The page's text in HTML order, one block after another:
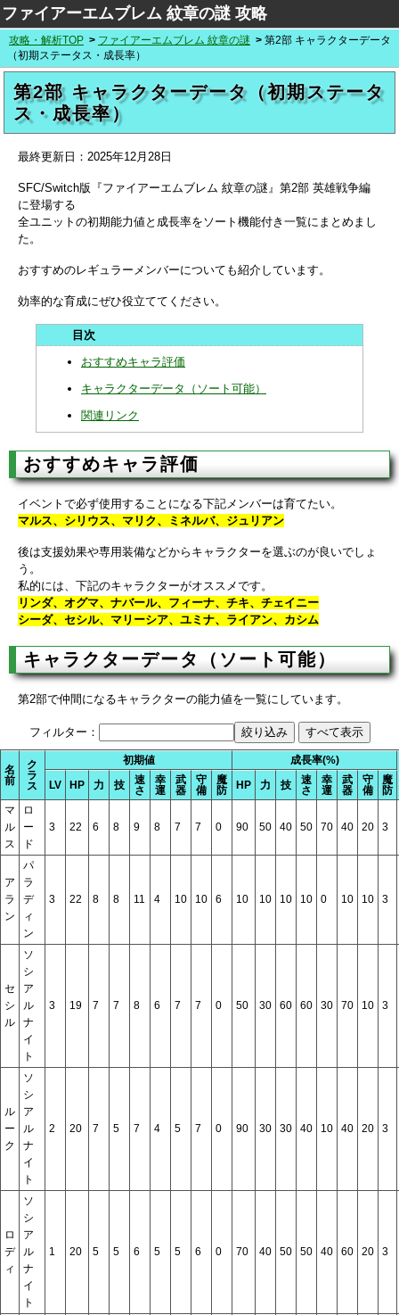
ファイアーエムブレム 紋章の謎 攻略
攻略・解析TOP ファイアーエムブレム 紋章の謎
第2部 キャラクターデータ
（初期ステータス・成長率）
第2部 キャラクターデータ（初期ステータ
ス・成長率）
最終更新日： 2025年12月28日
SFC/Switch版『ファイアーエムブレム 紋章の謎』第2部 英雄戦争編
に登場する
全ユニットの初期能力値と成長率をソート機能付き一覧にまとめまし
た。
おすすめのレギュラーメンバーについても紹介しています。
効率的な育成にぜひ役立ててください。
おすすめキャラ評価
キャラクターデータ（ソート可能）
関連リンク
おすすめキャラ評価
イベントで必ず使用することになる下記メンバーは育てたい。
マルス、シリウス、マリク、ミネルバ、ジュリアン
後は支援効果や専用装備などからキャラクターを選ぶのが良いでしょ
う。
私的には、下記のキャラクターがオススメです。
リンダ、オグマ、ナバール、フィーナ、チキ、チェイニー
シーダ、セシル、マリーシア、ユミナ、ライアン、カシム
キャラクターデータ（ソート可能）
第2部で仲間になるキャラクターの能力値を一覧にしています。
フィルター：
名
前
ク
ラ
ス
初期値
成長率(%)
LV
HP 力 技
速
さ
幸
運
武
器
守
備
魔
防
HP 力 技
速
さ
幸
運
武
器
守
備
魔
防
マ
ル
ス
ロ
ー
ド
3 22 6 8 9 8 7 7 0 90 50 40 50 70 40 20 3
ア
ラ
ン
パ
ラ
デ
ィ
ン
3 22 8 8 11 4 10 10 6 10 10 10 10 0 10 10 3
セ
シ
ル
ソ
シ
ア
ル
ナ
イ
ト
3 19 7 7 8 6 7 7 0 50 30 60 60 30 70 10 3
ル
ー
ク
ソ
シ
ア
ル
ナ
イ
ト
2 20 7 5 7 4 5 7 0 90 30 30 40 10 40 20 3
ロ
デ
ィ
ソ
シ
ア
ル
ナ
イ
ト
1 20 5 5 6 5 5 6 0 70 40 50 50 40 60 20 3